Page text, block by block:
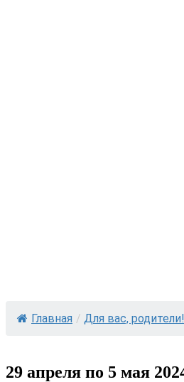
Главная / Для вас, родители!
29 апреля по 5 мая